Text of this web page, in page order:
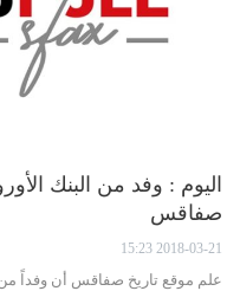
اليوم : وفد من البنك
صفاقس
2018-03-21 15:23
علم موقع تاريخ صفاقس أن وفداً من